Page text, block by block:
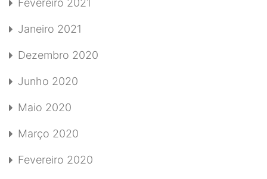
Fevereiro 2021
Janeiro 2021
Dezembro 2020
Junho 2020
Maio 2020
Março 2020
Fevereiro 2020